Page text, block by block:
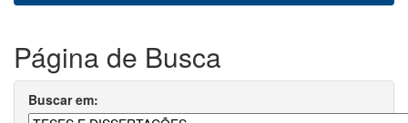
Página de Busca
Buscar em: